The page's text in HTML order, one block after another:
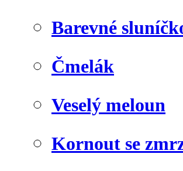
Barevné
Čmelák
Veselý meloun
Kornout se